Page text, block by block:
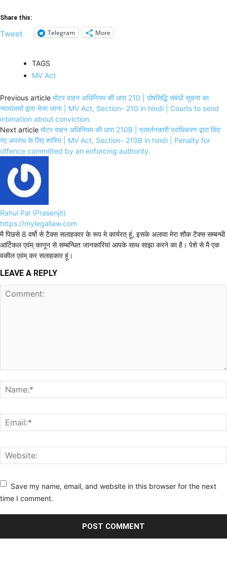
Share this:
Tweet Telegram More
TAGS
MV Act
Previous article मोटर वाहन अधिनियम की धारा 210 | दोषसिद्धि संबंधी सूचना का
न्यायालयों द्वारा भेजा जाना | MV Act, Section- 210 in hindi | Courts to send
intimation about conviction.
Next article मोटर वाहन अधिनियम की धारा 210B | प्रवर्तनकारी प्राधिकरण द्वारा किए
गए अपराध के लिए शास्ति | MV Act, Section- 210B in hindi | Penalty for
offence committed by an enforcing authority.
Rahul Pal (Prasenjit)
https://mylegallaw.com
मै पिछसे 8 वर्षो से टैक्स सलाहकार के रूप मे कार्यरत् हूं, इसके अलावा मेरा शौक टैक्स सम्बन्धी
आर्टिकल एवंम् कानून से सम्बन्धित जानकारियां आपके साथ साझा करने का है। पेशे से मै एक
वकील एवंम् कर सलाहकार हूं।
LEAVE A REPLY
Save my name, email, and website in this browser for the next
time I comment.